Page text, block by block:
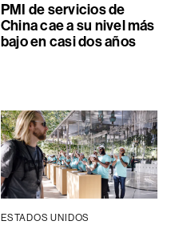
PMI de servicios de
China cae a su nivel más
bajo en casi dos años
ESTADOS UNIDOS